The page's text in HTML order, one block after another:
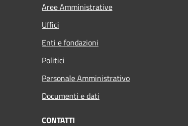
Aree Amministrative
Uffici
Enti e fondazioni
Politici
Personale Amministrativo
Documenti e dati
CONTATTI